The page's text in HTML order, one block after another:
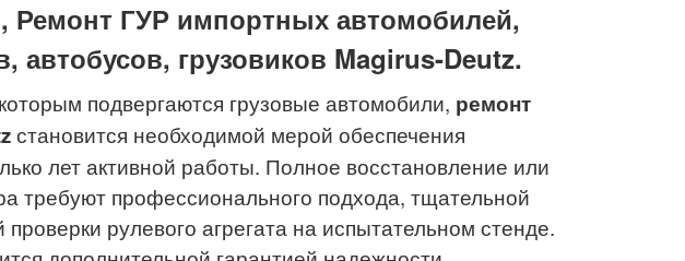
Ремонт ГУР импортных автомобилей,
автобусов, грузовиков Magirus-Deutz.
подвергаются грузовые автомобили, ремонт
становится необходимой мерой обеспечения
лет активной работы. Полное восстановление или
требуют профессионального подхода, тщательной
рулевого агрегата на испытательном стенде.